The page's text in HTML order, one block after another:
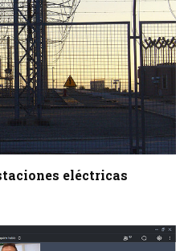
eléctricas